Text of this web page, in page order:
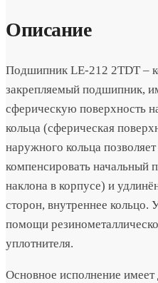
Описание
Подшипник LE-212 2TDT –
закрепляемый подшипник,
сферическую поверхность
кольца (сферическая
наружного кольца позволяет
компенсировать начальный
наклона в корпусе) и
сторон, внутреннее кольцо.
помощи
уплотнителя.
Основное исполнение имеет